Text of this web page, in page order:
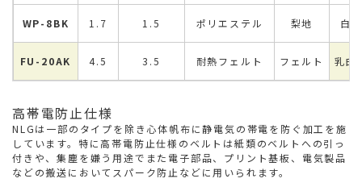
WP-8BK 1.7 1.5 ポリエステル 梨地 白
FU-20AK 4.5 3.5 耐熱フェルト フェルト 乳白
高帯電防止仕様
NLGは一部のタイプを除き心体帆布に静電気の帯電を防ぐ加工を施
しています。特に高帯電防止仕様のベルトは紙類のベルトへの引っ
付きや、集塵を嫌う用途でまた電子部品、プリント基板、電気製品
などの搬送においてスパーク防止などに用いられます。